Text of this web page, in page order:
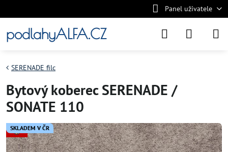
Panel uživatele
podlahyALFA.CZ
SKLADEM V ČR
SERENADE filc
Bytový koberec SERENADE /
SONATE 110